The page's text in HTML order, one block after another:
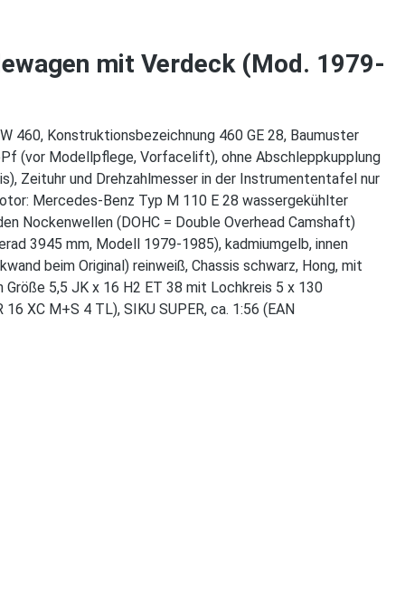
mit Verdeck (Mod. 1979-
460, Konstruktionsbezeichnung 460 GE 28, Baumuster
(vor Modellpflege, Vorfacelift), ohne Abschleppkupplung
Zeituhr und Drehzahlmesser in der Instrumententafel nur
Mercedes-Benz Typ M 110 E 28 wassergekühlter
Nockenwellen (DOHC = Double Overhead Camshaft)
3945 mm, Modell 1979-1985), kadmiumgelb, innen
beim Original) reinweiß, Chassis schwarz, Hong, mit
5,5 JK x 16 H2 ET 38 mit Lochkreis 5 x 130
XC M+S 4 TL), SIKU SUPER, ca. 1:56 (EAN